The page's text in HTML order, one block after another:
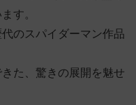
す。
のスパイダーマン作品
た、驚きの展開を魅せ